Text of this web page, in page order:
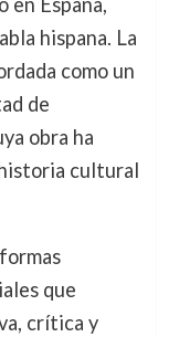
hispana. La
como un
de
obra ha
cultural
que
crítica y